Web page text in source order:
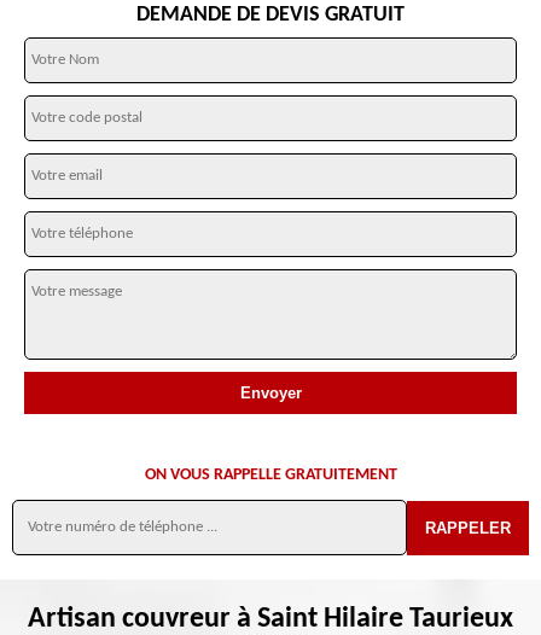
DEMANDE DE DEVIS GRATUIT
ON VOUS RAPPELLE GRATUITEMENT
Artisan couvreur à Saint Hilaire Taurieux